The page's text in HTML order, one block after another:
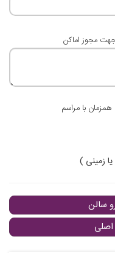
جهت مجوز اماكن
همزمان با مراسم
زمينی )
سالن